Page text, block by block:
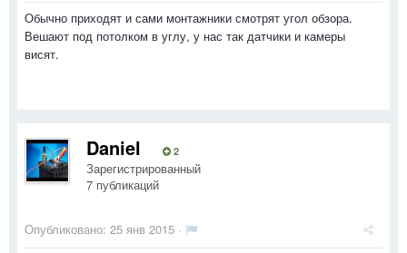
Обычно приходят и сами монтажники смотрят угол обзора.
Вешают под потолком в углу, у нас так датчики и камеры
висят.
Daniel 2
Зарегистрированный
7 публикаций
Опубликовано: 25 янв 2015 ·